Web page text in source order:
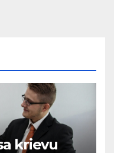
krievu